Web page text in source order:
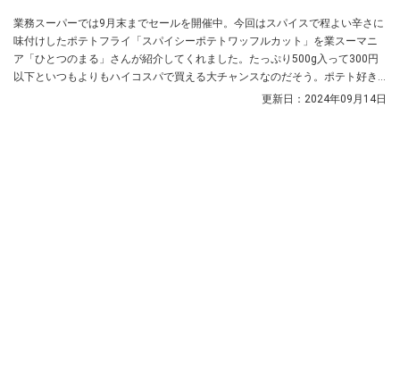
業務スーパーでは9月末までセールを開催中。今回はスパイスで程よい辛さに
味付けしたポテトフライ「スパイシーポテトワッフルカット」を業スーマニ
ア「ひとつのまる」さんが紹介してくれました。たっぷり500g入って300円
以下といつもよりもハイコスパで買える大チャンスなのだそう。ポテト好き
さんはぜひとも業務スーパーの「スパイシーポテトワッフルカット」をチェ
更新日： 2024年09月14日